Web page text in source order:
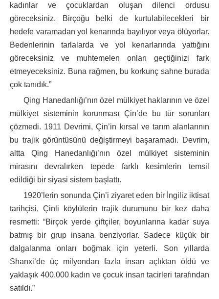
kadınlar ve çocuklardan oluşan dilenci ordusu
göreceksiniz. Birçoğu belki de kurtulabilecekleri bir
hedefe varamadan yol kenarında bayılıyor veya ölüyorlar.
Bedenlerinin tarlalarda ve yol kenarlarında yattığını
göreceksiniz ve muhtemelen onları geçtiğinizi fark
etmeyeceksiniz. Buna rağmen, bu korkunç sahne burada
çok tanıdık.”
Qing Hanedanlığı’nın özel mülkiyet haklarının ve özel
mülkiyet sisteminin korunması Çin’de bu tür sorunları
çözmedi. 1911 Devrimi, Çin’in kırsal ve tarım alanlarının
bu trajik görüntüsünü değiştirmeyi başaramadı. Devrim,
altta Qing Hanedanlığı’nın özel mülkiyet sisteminin
mirasını devralırken tepede farklı kesimlerin temsil
edildiği bir siyasi sistem başlattı.
1920’lerin sonunda Çin’i ziyaret eden bir İngiliz iktisat
tarihçisi, Çinli köylülerin trajik durumunu bir kez daha
resmetti: “Birçok yerde çiftçiler, boyunlarına kadar suya
batmış bir grup insana benziyorlar. Sadece küçük bir
dalgalanma onları boğmak için yeterli. Son yıllarda
Shanxi’de üç milyondan fazla insan açlıktan öldü ve
yaklaşık 400.000 kadın ve çocuk insan tacirleri tarafından
satıldı.”